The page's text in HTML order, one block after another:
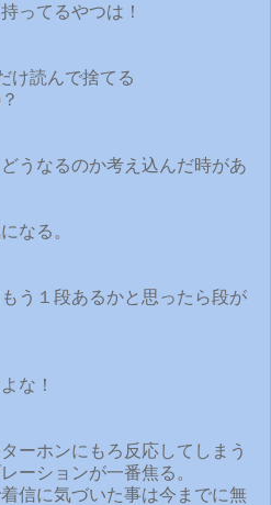
ってるやつは！
け読んで捨てる
うなるのか考え込んだ時があ
なる。
う１段あるかと思ったら段が
な！
ーホンにもろ反応してしまう
ーションが一番焦る。
信に気づいた事は今までに無